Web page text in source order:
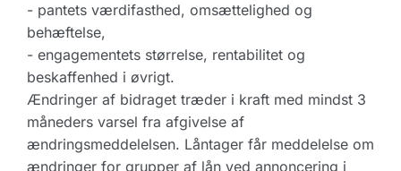
- pantets værdifasthed, omsættelighed og
behæftelse,
- engagementets størrelse, rentabilitet og
beskaffenhed i øvrigt.
Ændringer af bidraget træder i kraft med mindst 3
måneders varsel fra afgivelse af
ændringsmeddelelsen. Låntager får meddelelse om
ændringer for grupper af lån ved annoncering i